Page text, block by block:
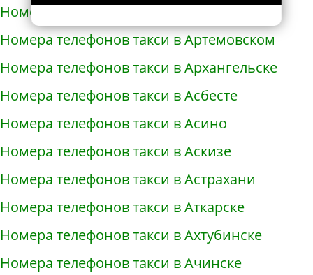
Номера телефонов такси в Артёмовске
Номера телефонов такси в Артемовском
Номера телефонов такси в Архангельске
Номера телефонов такси в Асбесте
Номера телефонов такси в Асино
Номера телефонов такси в Аскизе
Номера телефонов такси в Астрахани
Номера телефонов такси в Аткарске
Номера телефонов такси в Ахтубинске
Номера телефонов такси в Ачинске